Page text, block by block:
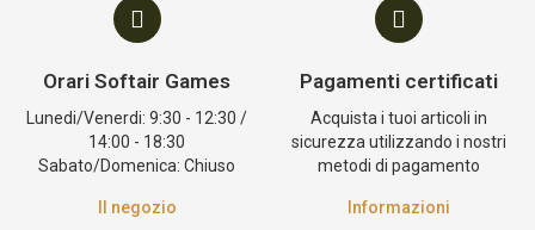
Orari Softair Games
Lunedi/Venerdi: 9:30 - 12:30 /
14:00 - 18:30
Sabato/Domenica: Chiuso
Il negozio
Pagamenti certificati
Acquista i tuoi articoli in
sicurezza utilizzando i nostri
metodi di pagamento
Informazioni